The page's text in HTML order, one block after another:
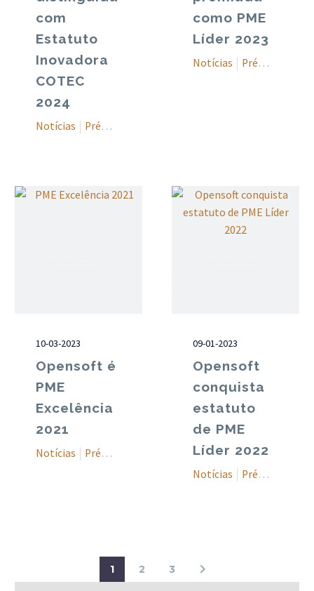
com
Estatuto
Inovadora
COTEC
2024
Notícias Prémios
como PME
Líder 2023
Notícias Prémios
10-03-2023
Opensoft é
PME
Excelência
2021
Notícias Prémios
09-01-2023
Opensoft
conquista
estatuto
de PME
Líder 2022
Notícias Prémios
1 2 3